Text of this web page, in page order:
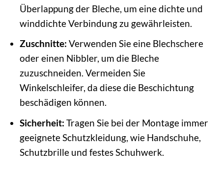
Überlappung der Bleche, um eine dichte und
winddichte Verbindung zu gewährleisten.
Zuschnitte: Verwenden Sie eine Blechschere
oder einen Nibbler, um die Bleche
zuzuschneiden. Vermeiden Sie
Winkelschleifer, da diese die Beschichtung
beschädigen können.
Sicherheit: Tragen Sie bei der Montage immer
geeignete Schutzkleidung, wie Handschuhe,
Schutzbrille und festes Schuhwerk.